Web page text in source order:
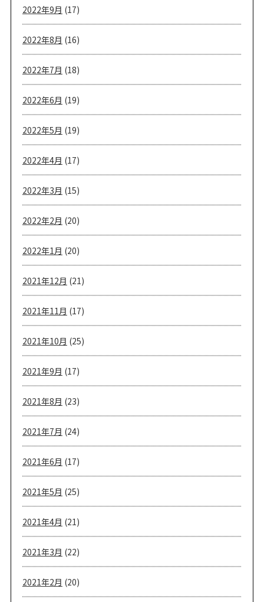
2022年9月 (17)
2022年8月 (16)
2022年7月 (18)
2022年6月 (19)
2022年5月 (19)
2022年4月 (17)
2022年3月 (15)
2022年2月 (20)
2022年1月 (20)
2021年12月 (21)
2021年11月 (17)
2021年10月 (25)
2021年9月 (17)
2021年8月 (23)
2021年7月 (24)
2021年6月 (17)
2021年5月 (25)
2021年4月 (21)
2021年3月 (22)
2021年2月 (20)